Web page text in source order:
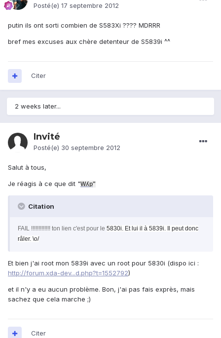
Posté(e) 17 septembre 2012
putin ils ont sorti combien de S583Xi ???? MDRRR
bref mes excuses aux chère detenteur de S5839i ^^
Citer
2 weeks later...
Invité
Posté(e) 30 septembre 2012
Salut à tous,
Je réagis à ce que dit "Wʎp"
Citation
FAIL !!!!!!!!!!!!! ton lien c'est pour le 5830i. Et lui il à 5839i. Il peut donc
râler. \o/
Et bien j'ai root mon 5839i avec un root pour 5830i (dispo ici :
http://forum.xda-dev...d.php?t=1552792)
et il n'y a eu aucun problème. Bon, j'ai pas fais exprès, mais
sachez que cela marche ;)
Citer